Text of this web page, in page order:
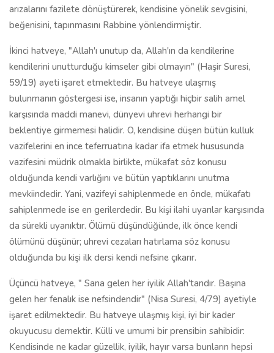
arızalarını fazilete dönüştürerek, kendisine yönelik sevgisini,
beğenisini, tapınmasını Rabbine yönlendirmiştir.
İkinci hatveye, "Allah'ı unutup da, Allah'ın da kendilerine
kendilerini unutturduğu kimseler gibi olmayın" (Haşir Suresi,
59/19) ayeti işaret etmektedir. Bu hatveye ulaşmış
bulunmanın göstergesi ise, insanın yaptığı hiçbir salih amel
karşısında maddi manevi, dünyevi uhrevi herhangi bir
beklentiye girmemesi halidir. O, kendisine düşen bütün kulluk
vazifelerini en ince teferruatına kadar ifa etmek hususunda
vazifesini müdrik olmakla birlikte, mükafat söz konusu
olduğunda kendi varlığını ve bütün yaptıklarını unutma
mevkiindedir. Yani, vazifeyi sahiplenmede en önde, mükafatı
sahiplenmede ise en gerilerdedir. Bu kişi ilahi uyarılar karşısında
da sürekli uyanıktır. Ölümü düşündüğünde, ilk önce kendi
ölümünü düşünür; uhrevi cezaları hatırlama söz konusu
olduğunda bu kişi ilk dersi kendi nefsine çıkarır.
Üçüncü hatveye, " Sana gelen her iyilik Allah'tandır. Başına
gelen her fenalık ise nefsindendir" (Nisa Suresi, 4/79) ayetiyle
işaret edilmektedir. Bu hatveye ulaşmış kişi, iyi bir kader
okuyucusu demektir. Külli ve umumi bir prensibin sahibidir:
Kendisinde ne kadar güzellik, iyilik, hayır varsa bunların hepsi